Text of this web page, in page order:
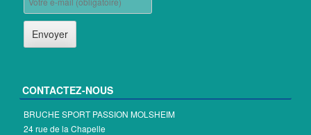
CONTACTEZ-NOUS
BRUCHE SPORT PASSION MOLSHEIM
24 rue de la Chapelle